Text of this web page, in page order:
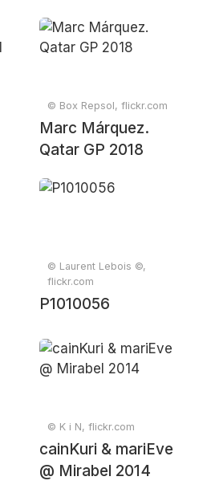
© Box Repsol, flickr.com
Marc Márquez.
Qatar GP 2018
© Laurent Lebois ©,
flickr.com
P1010056
© K i N, flickr.com
cainKuri & mariEve
@ Mirabel 2014